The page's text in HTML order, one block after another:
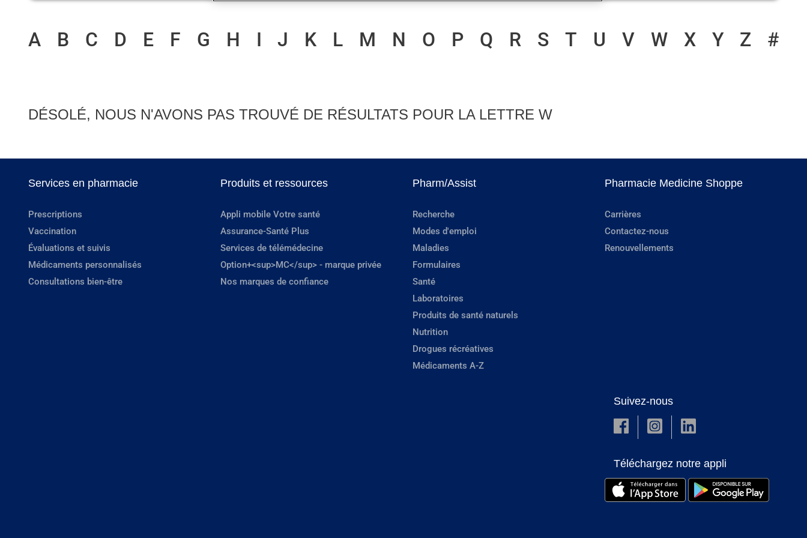
A B C D E F G H I J K L M N O P Q R S T U V W X Y Z #
DÉSOLÉ, NOUS N'AVONS PAS TROUVÉ DE RÉSULTATS POUR LA LETTRE W
Services en pharmacie
Prescriptions
Vaccination
Évaluations et suivis
Médicaments personnalisés
Consultations bien-être
Produits et ressources
Appli mobile Votre santé
Assurance-Santé Plus
Services de télémédecine
Option+<sup>MC</sup> - marque privée
Nos marques de confiance
Pharm/Assist
Recherche
Modes d'emploi
Maladies
Formulaires
Santé
Laboratoires
Produits de santé naturels
Nutrition
Drogues récréatives
Médicaments A-Z
Pharmacie Medicine Shoppe
Carrières
Contactez-nous
Renouvellements
Suivez-nous
Téléchargez notre appli